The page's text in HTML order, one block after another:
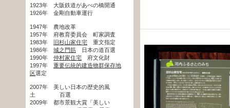
1923年 大阪鉄道があべの橋開通
1926年 金剛自動車運行
1947年 農地改革
1957年 府教育委員会 町家調査
1983年
旧杉山家住宅 重文指定
1986年 城之門筋 日本の道百選
1990年 仲村家住宅 府文化財
1997年 重要伝統的建造物群保存地
区選定
2007年 美しい日本の歴史的風
土 百選
2009年 都市景観大賞「美しい